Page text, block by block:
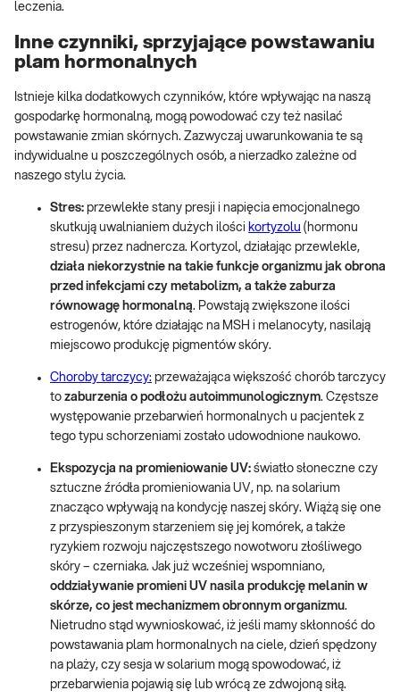
leczenia.
Inne czynniki, sprzyjające powstawaniu
plam hormonalnych
Istnieje kilka dodatkowych czynników, które wpływając na naszą
gospodarkę hormonalną, mogą powodować czy też nasilać
powstawanie zmian skórnych. Zazwyczaj uwarunkowania te są
indywidualne u poszczególnych osób, a nierzadko zależne od
naszego stylu życia.
Stres: przewlekłe stany presji i napięcia emocjonalnego
skutkują uwalnianiem dużych ilości kortyzolu (hormonu
stresu) przez nadnercza. Kortyzol, działając przewlekle,
działa niekorzystnie na takie funkcje organizmu jak obrona
przed infekcjami czy metabolizm, a także zaburza
równowagę hormonalną. Powstają zwiększone ilości
estrogenów, które działając na MSH i melanocyty, nasilają
miejscowo produkcję pigmentów skóry.
Choroby tarczycy: przeważająca większość chorób tarczycy
to zaburzenia o podłożu autoimmunologicznym. Częstsze
występowanie przebarwień hormonalnych u pacjentek z
tego typu schorzeniami zostało udowodnione naukowo.
Ekspozycja na promieniowanie UV: światło słoneczne czy
sztuczne źródła promieniowania UV, np. na solarium
znacząco wpływają na kondycję naszej skóry. Wiążą się one
z przyspieszonym starzeniem się jej komórek, a także
ryzykiem rozwoju najczęstszego nowotworu złośliwego
skóry – czerniaka. Jak już wcześniej wspomniano,
oddziaływanie promieni UV nasila produkcję melanin w
skórze, co jest mechanizmem obronnym organizmu.
Nietrudno stąd wywnioskować, iż jeśli mamy skłonność do
powstawania plam hormonalnych na ciele, dzień spędzony
na plaży, czy sesja w solarium mogą spowodować, iż
przebarwienia pojawią się lub wrócą ze zdwojoną siłą.